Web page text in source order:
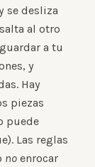
se desliza
al otro
a tu
y
Hay
piezas
puede
Las reglas
no enrocar